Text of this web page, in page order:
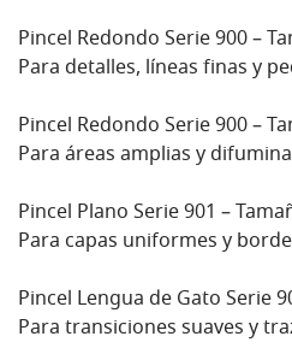
Pincel Redondo Serie 900 –
Para detalles, líneas finas y
Pincel Redondo Serie 900 –
Para áreas amplias y
Pincel Plano Serie 901 –
Para capas uniformes y
Pincel Lengua de Gato Serie
Para transiciones suaves y